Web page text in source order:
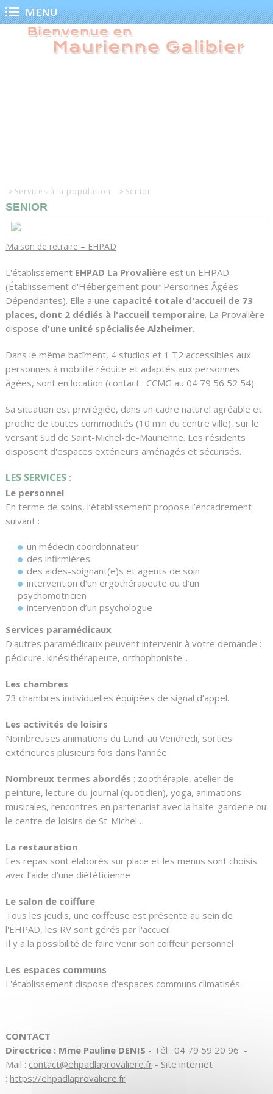
Panneau de gestion des cookies
MENU
Services à la population Senior
SENIOR
Maison de retraire – EHPAD
L'établissement EHPAD La Provalièreest un EHPAD
(Établissement d'Hébergement pour Personnes Âgées
Dépendantes). Elle a une capacité totale d'accueil de 73
places, dont 2 dédiés à l'accueil temporaire. La Provalière
dispose d'une unité spécialisée Alzheimer.
Dans le même batîment, 4 studios et 1 T2 accessibles aux
personnes à mobilité réduite et adaptés aux personnes
âgées, sont en location (contact : CCMG au 04 79 56 52 54).
Sa situation est privilégiée, dans un cadre naturel agréable et
proche de toutes commodités (10 min du centre ville), sur le
versant Sud de Saint-Michel-de-Maurienne. Les résidents
disposent d'espaces extérieurs aménagés et sécurisés.
LES SERVICES:
Le personnel
En terme de soins, l’établissement propose l’encadrement
suivant :
un médecin coordonnateur
des infirmières
des aides-soignant(e)s et agents de soin
intervention d’un ergothérapeute ou d’un
psychomotricien
intervention d’un psychologue
Services paramédicaux
D'autres paramédicaux peuvent intervenir à votre demande :
pédicure, kinésithérapeute, orthophoniste...
Les chambres
73 chambres individuelles équipées de signal d’appel.
Les activités de loisirs
Nombreuses animations du Lundi au Vendredi, sorties
extérieures plusieurs fois dans l'année
Nombreux termes abordés : zoothérapie, atelier de
peinture, lecture du journal (quotidien), yoga, animations
musicales, rencontres en partenariat avec la halte-garderie ou
le centre de loisirs de St-Michel…
La restauration
Les repas sont élaborés sur place et les menus sont choisis
avec l’aide d’une diététicienne
Le salon de coiffure
Tous les jeudis, une coiffeuse est présente au sein de
l'EHPAD, les RV sont gérés par l'accueil.
Il y a la possibilité de faire venir son coiffeur personnel
Les espaces communs
L'établissement dispose d'espaces communs climatisés.
CONTACT
Directrice : Mme Pauline DENIS - Tél : 04 79 59 20 96 -
Mail : contact@ehpadlaprovaliere.fr- Site internet
: https://ehpadlaprovaliere.fr